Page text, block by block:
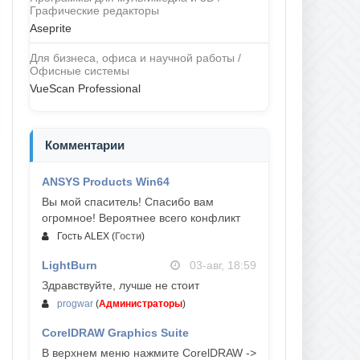
Графические редакторы
Aseprite
Для бизнеса, офиса и научной работы /
Офисные системы
VueScan Professional
Комментарии
ANSYS Products Win64
Вы мой спаситель! Спасибо вам
огромное! Вероятнее всего конфликт
Гость ALEX (Гости)
LightBurn
03-авг, 18:59
Здравствуйте, лучше не стоит
progwar (Администраторы)
CorelDRAW Graphics Suite
03-авг, 18:58
В верхнем меню нажмите CorelDRAW ->